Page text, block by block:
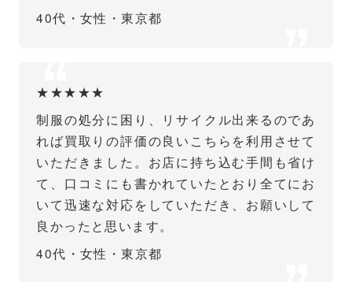
40代・女性・東京都
★★★★★
制服の処分に困り、リサイクル出来るのであ
れば買取りの評価の良いこちらを利用させて
いただきました。お店に持ち込む手間も省け
て、口コミにも書かれていたとおり全てにお
いて迅速な対応をしていただき、お願いして
良かったと思います。
40代・女性・東京都